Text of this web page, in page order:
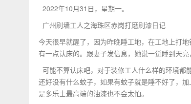
2022年10月31日，星期一。
广州刷墙工人之海珠区赤岗打磨刷漆日记
今天很早就醒了，因为昨晚睡工地，在工地上打
有一点认床的。跟妻子发信息，她说一觉睡到天亮
可能不算认床吧，对于装修工人什么样的环境都
还好没有什么蚊子，如果有蚊子就是睡不好了，
是多乐士最高端的油漆也不会太怕。